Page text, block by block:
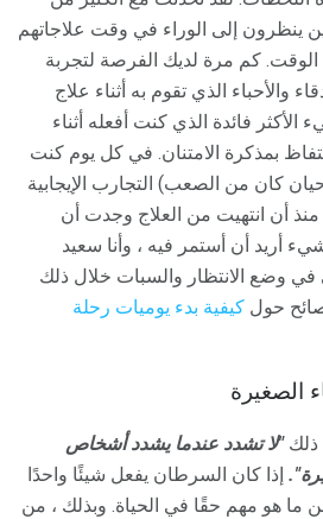
ينظرون إلى الوراء في وقت علاجاتهم
الوقت. كم مرة لديك الفرصة لتجربة
والأحباء الذي تقوم به أثناء علاج
فائدة الذي كنت أفعله أثناء
بمذكرة الامتنان. في كل يوم كنت
كان من الصعب) التجارب الإيجابية
أن انتهيت من العلاج وجدت أن
أريد أن أستمر فيه ، وأنا سعيد
في وضع الانتظار والسبات خلال ذلك
حول كيفية بدء يوميات رحلة
ذلك"لا تشدد عندما يشدد أشخاص
إذا كان السرطان يفعل شيئًا واحدًا
ما هو مهم حقًا في الحياة. وبذلك ، من